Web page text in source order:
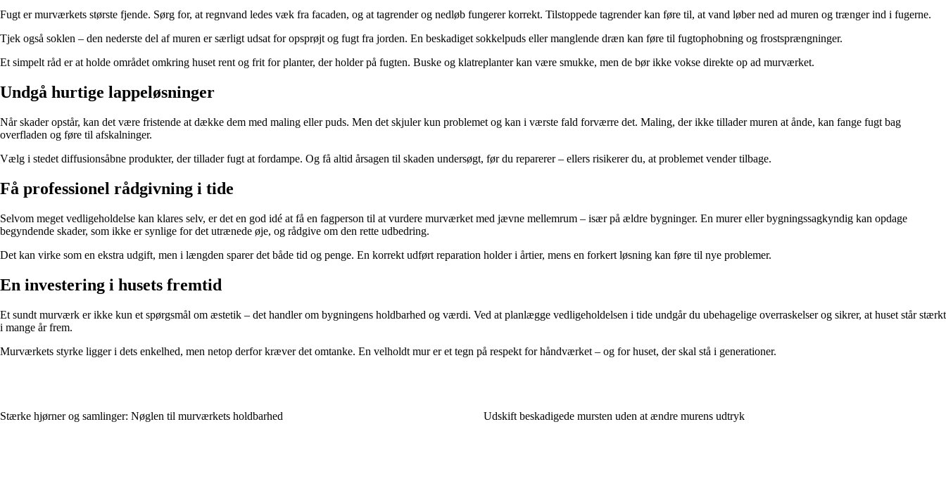
Fugt er murværkets største fjende. Sørg for, at regnvand ledes væk fra facaden, og at tagrender og nedløb fungerer korrekt. Tilstoppede tagrender kan føre til, at vand løber ned ad muren og trænger ind i fugerne.
Tjek også soklen – den nederste del af muren er særligt udsat for opsprøjt og fugt fra jorden. En beskadiget sokkelpuds eller manglende dræn kan føre til fugtophobning og frostsprængninger.
Et simpelt råd er at holde området omkring huset rent og frit for planter, der holder på fugten. Buske og klatreplanter kan være smukke, men de bør ikke vokse direkte op ad murværket.
Undgå hurtige lappeløsninger
Når skader opstår, kan det være fristende at dække dem med maling eller puds. Men det skjuler kun problemet og kan i værste fald forværre det. Maling, der ikke tillader muren at ånde, kan fange fugt bag
overfladen og føre til afskalninger.
Vælg i stedet diffusionsåbne produkter, der tillader fugt at fordampe. Og få altid årsagen til skaden undersøgt, før du reparerer – ellers risikerer du, at problemet vender tilbage.
Få professionel rådgivning i tide
Selvom meget vedligeholdelse kan klares selv, er det en god idé at få en fagperson til at vurdere murværket med jævne mellemrum – især på ældre bygninger. En murer eller bygningssagkyndig kan opdage
begyndende skader, som ikke er synlige for det utrænede øje, og rådgive om den rette udbedring.
Det kan virke som en ekstra udgift, men i længden sparer det både tid og penge. En korrekt udført reparation holder i årtier, mens en forkert løsning kan føre til nye problemer.
En investering i husets fremtid
Et sundt murværk er ikke kun et spørgsmål om æstetik – det handler om bygningens holdbarhed og værdi. Ved at planlægge vedligeholdelsen i tide undgår du ubehagelige overraskelser og sikrer, at huset står stærkt
i mange år frem.
Murværkets styrke ligger i dets enkelhed, men netop derfor kræver det omtanke. En velholdt mur er et tegn på respekt for håndværket – og for huset, der skal stå i generationer.
Stærke hjørner og samlinger: Nøglen til murværkets holdbarhed Udskift beskadigede mursten uden at ændre murens udtryk